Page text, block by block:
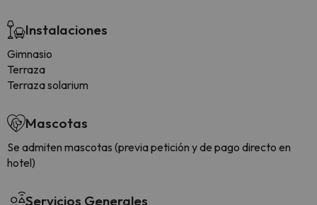
Instalaciones
Gimnasio
Terraza
Terraza solarium
Mascotas
Se admiten mascotas (previa petición y de pago directo en
hotel)
Servicios Generales